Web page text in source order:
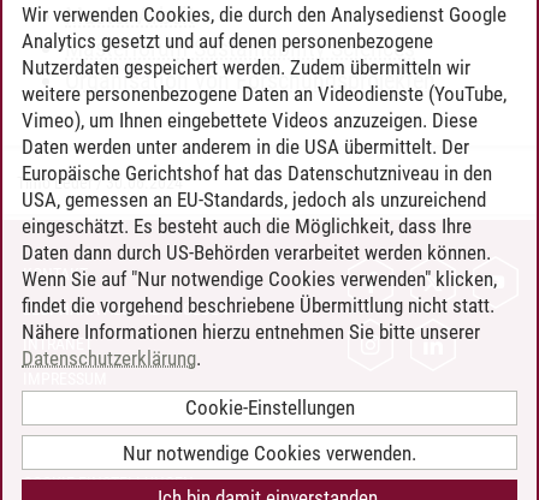
Master-Arbeit
Masterforum Sustainability Sciences
Organisation von Forschungsprojekten
Timo Leder/30.06.2024
KONTAKT
LEUPHANA ALS ARBEITGEBER
INTRANET
BARRIEREFREIHEIT
COOKIE-EINSTELLUNGEN
Wir verwenden Cookies, die durch den Analysedienst Google
Analytics gesetzt und auf denen personenbezogene
Nutzerdaten gespeichert werden. Zudem übermitteln wir
weitere personenbezogene Daten an Videodienste (YouTube,
Vimeo), um Ihnen eingebettete Videos anzuzeigen. Diese
Daten werden unter anderem in die USA übermittelt. Der
Europäische Gerichtshof hat das Datenschutzniveau in den
USA, gemessen an EU-Standards, jedoch als unzureichend
eingeschätzt. Es besteht auch die Möglichkeit, dass Ihre
Daten dann durch US-Behörden verarbeitet werden können.
Wenn Sie auf "Nur notwendige Cookies verwenden" klicken,
findet die vorgehend beschriebene Übermittlung nicht statt.
Nähere Informationen hierzu entnehmen Sie bitte unserer
Datenschutzerklärung.
Cookie-Einstellungen
Nur notwendige Cookies verwenden.